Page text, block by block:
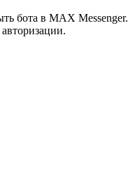
бота в MAX Messenger.